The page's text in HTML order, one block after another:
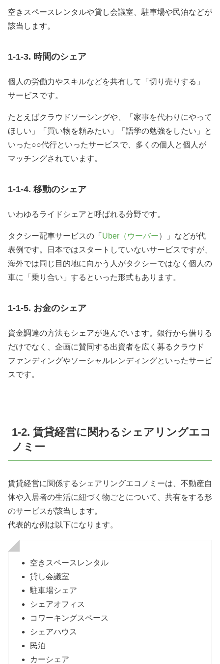
空きスペースレンタルや貸し会議室、駐車場や民泊などが
該当します。
1-1-3. 時間のシェア
個人の労働力やスキルなどを共有して「切り売りする」
サービスです。
たとえばクラウドソーシングや、「家事を代わりにやって
ほしい」「買い物を頼みたい」「語学の勉強をしたい」と
いった○○代行といったサービスで、多くの個人と個人が
マッチングされています。
1-1-4. 移動のシェア
いわゆるライドシェアと呼ばれる分野です。
タクシー配車サービスの「 Uber（ウーバー）」などが代
表例です。日本ではスタートしていないサービスですが、
海外では同じ目的地に向かう人がタクシーではなく個人の
車に「乗り合い」するといった形式もあります。
1-1-5. お金のシェア
資金調達の方法もシェアが進んでいます。銀行から借りる
だけでなく、企画に賛同する出資者を広く募るクラウド
ファンディングやソーシャルレンディングといったサービ
スです。
1-2. 賃貸経営に関わるシェアリングエコ
ノミー
賃貸経営に関係するシェアリングエコノミーは、不動産自
体や入居者の生活に紐づく物ごとについて、共有をする形
のサービスが該当します。
代表的な例は以下になります。
空きスペースレンタル
貸し会議室
駐車場シェア
シェアオフィス
コワーキングスペース
シェアハウス
民泊
カーシェア